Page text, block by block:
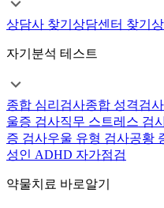
상담사 찾기 상담센터 찾기
자기분석 테스트
종합 심리검사종합 성격검사
울증 검사직무 스트레스 검
증 검사우울 유형 검사공황
성인 ADHD 자가점검
약물치료 바로알기